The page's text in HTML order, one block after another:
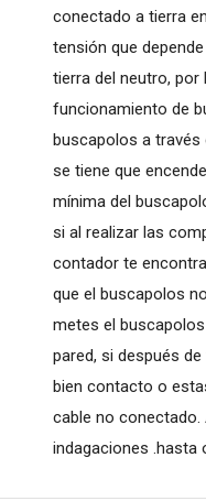
conectado a tierra
tensión que
tierra del neutro, por
funcionamiento de
buscapolos a través
se tiene que
mínima del
si al realizar las
contador te
que el buscapolos
metes el
pared, si después
bien contacto o
cable no
indagaciones .hasta